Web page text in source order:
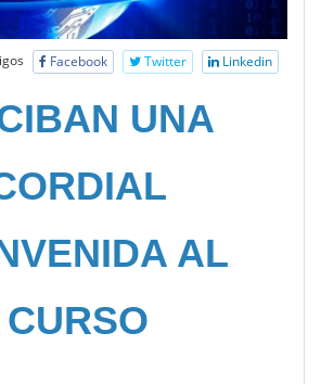
Facebook Twitter Linkedin
UNA
AL
CURSO